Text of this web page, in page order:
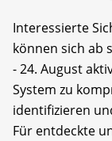
Interessierte
können sich ab
- 24. August
System zu
identifizieren
Für entdeckte